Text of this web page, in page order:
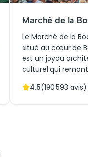
Marché de la
Le Marché de la
situé au cœur de
est un joyau
culturel qui remonte
marché en plein air,
4.5(190 593 avis)